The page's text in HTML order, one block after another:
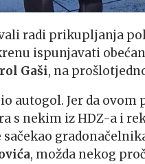
radi prikupljanja
ispunjavati
Gaši, na
autogol. Jer da
s nekim iz HDZ-a i
, možda nekog